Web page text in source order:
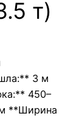
т)
3 м
450–
**Ширина